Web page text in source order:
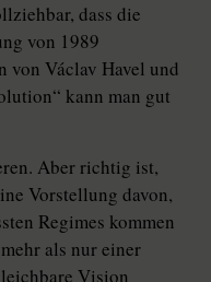
dass die
von 1989
von Václav Havel und
kann man gut
Aber richtig ist,
Vorstellung davon,
Regimes kommen
als nur einer
Vision